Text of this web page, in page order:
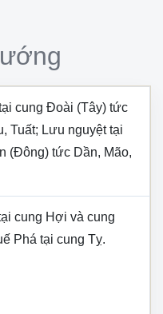
cung Đoài (Tây) tức
Tuất; Lưu nguyệt tại
(Đông) tức Dần, Mão,
cung Hợi và cung
Phá tại cung Tỵ.